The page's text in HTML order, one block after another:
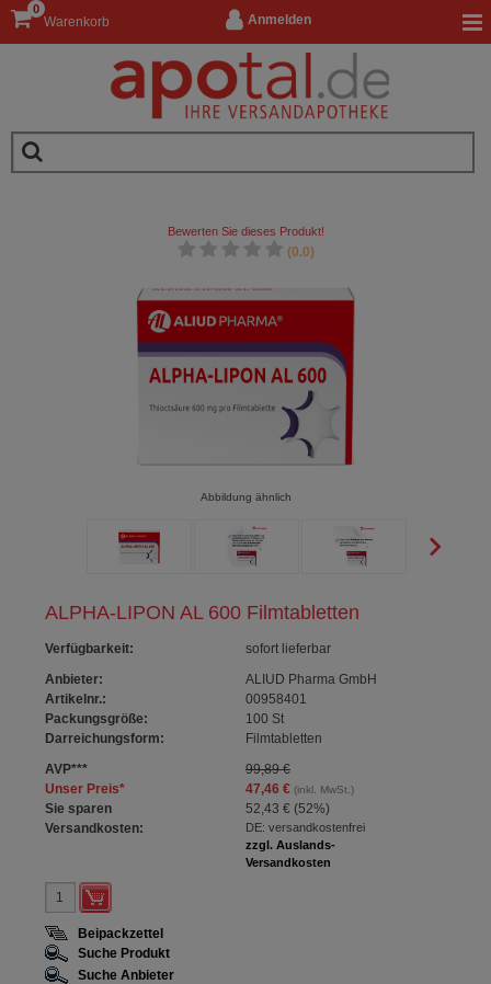
Anmelden
Warenkorb
0
ALPHA-LIPON AL 600 Filmtabletten
Verfügbarkeit:
sofort lieferbar
Anbieter:
ALIUD Pharma GmbH
Artikelnr.:
00958401
Packungsgröße:
100 St
Darreichungsform:
Filmtabletten
AVP***
99,89 €
Unser Preis* 47,46 €(inkl. MwSt.)
Sie sparen 52,43 € (52%)
Versandkosten:
DE: versandkostenfrei
zzgl. Auslands-
Versandkosten
Bewerten Sie dieses Produkt!
(0.0)
Abbildung ähnlich
Beipackzettel
Suche Produkt
Suche Anbieter